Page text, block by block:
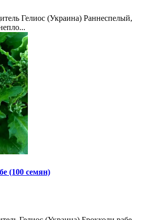
Гелиос (Украина) Раннеспелый,
(100 семян)